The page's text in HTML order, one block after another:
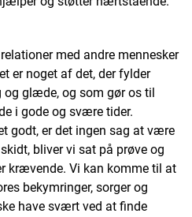
med andre mennesker
er noget af det, der fylder
glæde, og som gør os til
i gode og svære tider.
godt, er det ingen sag at være
bliver vi sat på prøve og
krævende. Vi kan komme til at
bekymringer, sorger og
have svært ved at finde